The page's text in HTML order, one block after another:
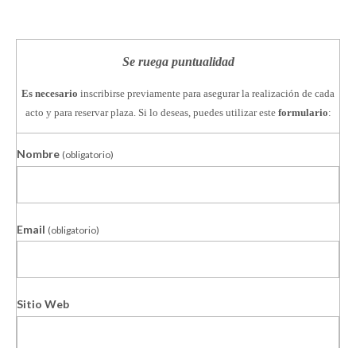
Se ruega puntualidad
Es necesario inscribirse previamente para asegurar la realización de cada
acto y para reservar plaza. Si lo deseas, puedes utilizar este formulario:
Nombre (obligatorio)
Email (obligatorio)
Sitio Web